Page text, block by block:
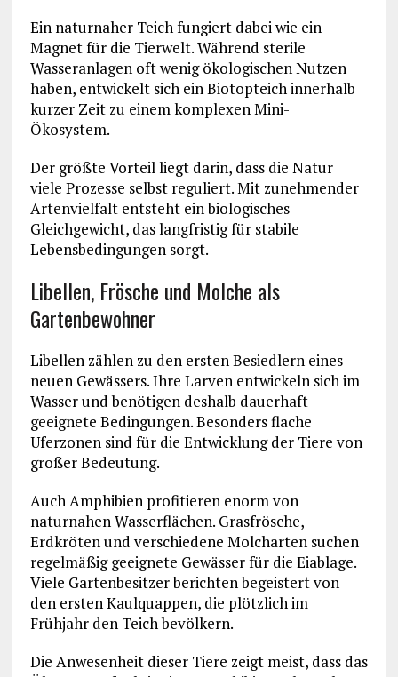
Ein naturnaher Teich fungiert dabei wie ein
Magnet für die Tierwelt. Während sterile
Wasseranlagen oft wenig ökologischen Nutzen
haben, entwickelt sich ein Biotopteich innerhalb
kurzer Zeit zu einem komplexen Mini-
Ökosystem.
Der größte Vorteil liegt darin, dass die Natur
viele Prozesse selbst reguliert. Mit zunehmender
Artenvielfalt entsteht ein biologisches
Gleichgewicht, das langfristig für stabile
Lebensbedingungen sorgt.
Libellen, Frösche und Molche als
Gartenbewohner
Libellen zählen zu den ersten Besiedlern eines
neuen Gewässers. Ihre Larven entwickeln sich im
Wasser und benötigen deshalb dauerhaft
geeignete Bedingungen. Besonders flache
Uferzonen sind für die Entwicklung der Tiere von
großer Bedeutung.
Auch Amphibien profitieren enorm von
naturnahen Wasserflächen. Grasfrösche,
Erdkröten und verschiedene Molcharten suchen
regelmäßig geeignete Gewässer für die Eiablage.
Viele Gartenbesitzer berichten begeistert von
den ersten Kaulquappen, die plötzlich im
Frühjahr den Teich bevölkern.
Die Anwesenheit dieser Tiere zeigt meist, dass das